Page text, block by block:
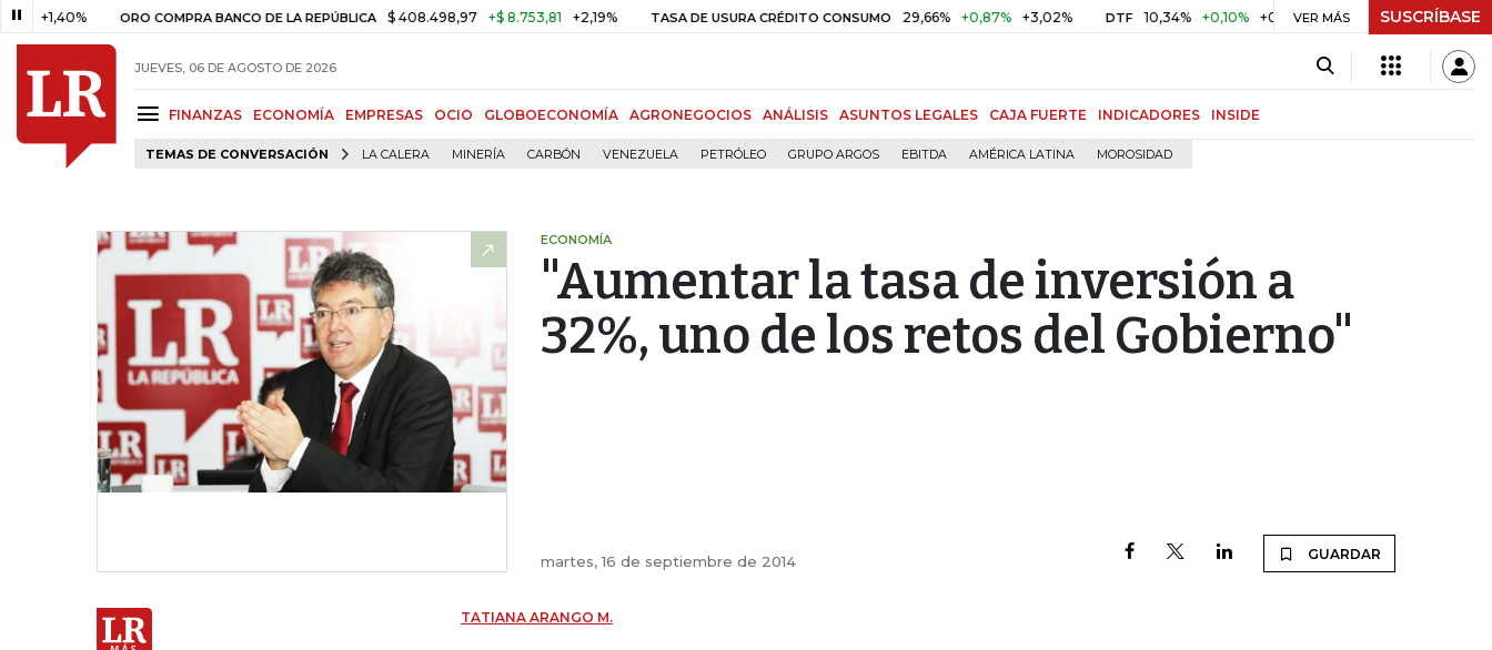
ORO COMPRA BANCO DE LA REPÚBLICA $ 408.498,97 +$ 8.753,81 +2,19% TASA DE USURA CRÉDITO CONSUMO 29,66% +0,87% +3,02% DTF 10,34% +0,10% +0,98% UVR $ 416,86 +$ 0,05
VER MÁS SUSCRÍBASE
JUEVES, 06 DE AGOSTO DE 2026
FINANZAS ECONOMÍA EMPRESAS OCIO GLOBOECONOMÍA AGRONEGOCIOS ANÁLISIS ASUNTOS LEGALES CAJA FUERTE INDICADORES INSIDE
TEMAS DE CONVERSACIÓN LA CALERA MINERÍA CARBÓN VENEZUELA PETRÓLEO GRUPO ARGOS EBITDA AMÉRICA LATINA MOROSIDAD
ECONOMÍA
"Aumentar la tasa de inversión a
32%, uno de los retos del Gobierno"
martes, 16 de septiembre de 2014 GUARDAR
TATIANA ARANGO M.